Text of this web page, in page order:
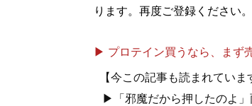
ります。再度ご登録ください。
▶ プロテイン買うなら、まず
【今この記事も読まれていま
▶「邪魔だから押したのよ」